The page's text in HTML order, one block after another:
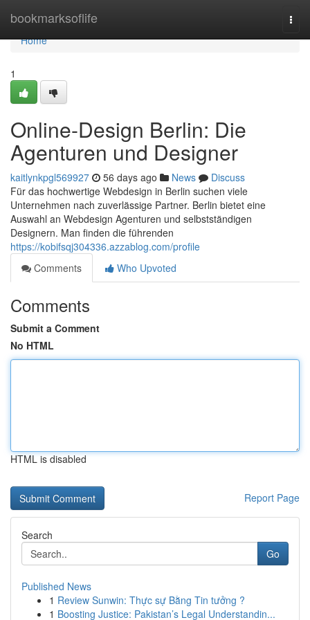
bookmarksoflife
Home
Home
1
Online-Design Berlin: Die
Agenturen und Designer
kaitlynkpgl569927 56 days ago News
Discuss
Für das hochwertige Webdesign in Berlin suchen viele
Unternehmen nach zuverlässige Partner. Berlin bietet eine
Auswahl an Webdesign Agenturen und selbstständigen
Designern. Man finden die führenden
https://kobifsqj304336.azzablog.com/profile
Comments
Who Upvoted
Comments
Submit a Comment
No HTML
HTML is disabled
Report Page
Search
Go
Published News
1 Review Sunwin: Thực sự Bằng Tin tưởng ?
1 Boosting Justice: Pakistan’s Legal Understandin...